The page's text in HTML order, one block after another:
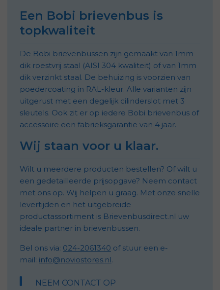
Een Bobi brievenbus is
topkwaliteit
De Bobi brievenbussen zijn gemaakt van 1mm
dik roestvrij staal (AISI 304 kwaliteit) of van 1mm
dik verzinkt staal. De behuizing is voorzien van
poedercoating in RAL-kleur. Alle varianten zijn
uitgerust met een degelijk cilinderslot met 3
sleutels. Ook zit er op iedere Bobi brievenbus of
accessoire een fabrieksgarantie van 4 jaar.
Wij staan voor u klaar.
Wilt u meerdere producten bestellen? Of wilt u
een gedetailleerde prijsopgave? Neem contact
met ons op. Wij helpen u graag. Met onze snelle
levertijden en het uitgebreide
productassortiment is Brievenbusdirect.nl uw
ideale partner in brievenbussen.
Bel ons via: 024-2061340 of stuur een e-
mail: info@noviostores.nl.
NEEM CONTACT OP